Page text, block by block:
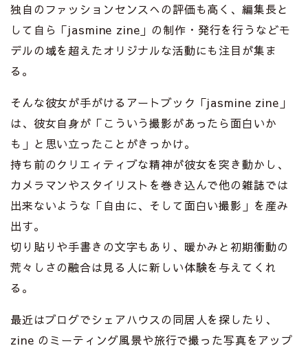
独自のファッションセンスへの評価も高く、編集長と
して自ら「jasmine zine」の制作・発行を行うなどモ
デルの域を超えたオリジナルな活動にも注目が集ま
る。
そんな彼女が手がけるアートブック「jasmine zine」
は、彼女自身が「こういう撮影があったら面白いか
も」と思い立ったことがきっかけ。
持ち前のクリエィティブな精神が彼女を突き動かし、
カメラマンやスタイリストを巻き込んで他の雑誌では
出来ないような「自由に、そして面白い撮影」を産み
出す。
切り貼りや手書きの文字もあり、暖かみと初期衝動の
荒々しさの融合は見る人に新しい体験を与えてくれ
る。
最近はブログでシェアハウスの同居人を探したり、
zine のミーティング風景や旅行で撮った写真をアップ